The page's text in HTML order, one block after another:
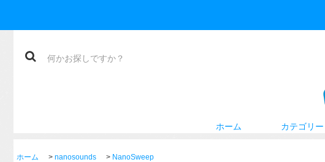
ホーム カテゴリー
ホーム > nanosounds > NanoSweep